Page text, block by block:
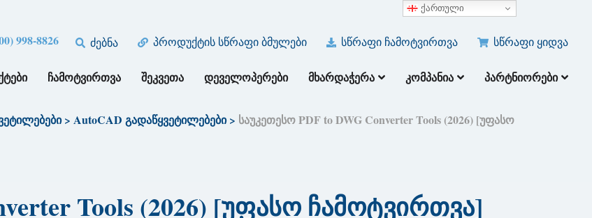
998-8826 ძებნა პროდუქტის სწრაფი ბმულები სწრაფი ჩამოტვირთვა სწრაფი ყიდვა
ᲩᲐᲛᲝᲢᲕᲘᲠᲗᲕᲐ ᲨᲔᲙᲕᲔᲗᲐ ᲓᲔᲕᲔᲚᲝᲞᲔᲠᲔᲑᲘ ᲛᲮᲐᲠᲓᲐᲭᲔᲠᲐ ᲙᲝᲛᲞᲐᲜᲘᲐ ᲞᲐᲠᲢᲜᲘᲝᲠᲔᲑᲘ
> AutoCAD გადაწყვეტილებები> საუკეთესო PDF to DWG Converter Tools (2026) [უფასო
Tools (2026) [უფასო ჩამოტვირთვა]
ქართული